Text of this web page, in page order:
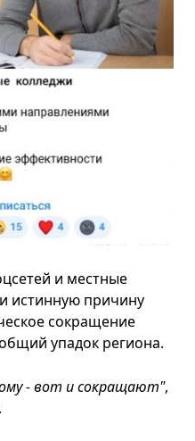
и местные
истинную причину
сокращение
упадок региона.
- вот и сокращают",